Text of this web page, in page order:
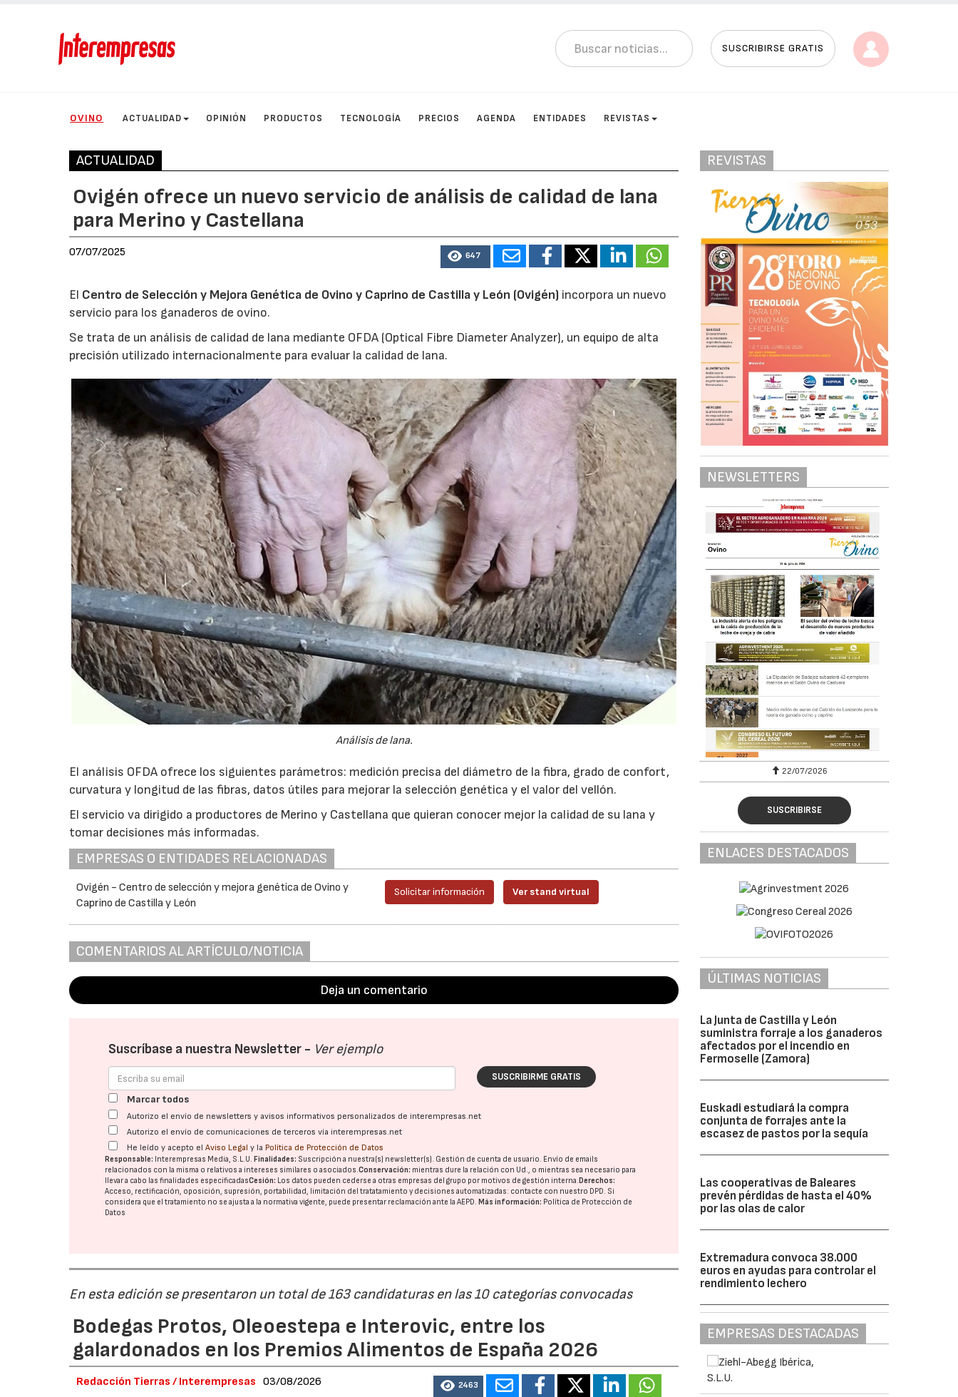
SUSCRIBIRSE GRATIS
OVINO ACTUALIDAD OPINIÓN PRODUCTOS TECNOLOGÍA PRECIOS AGENDA ENTIDADES REVISTAS
ACTUALIDAD
Ovigén ofrece un nuevo servicio de análisis de calidad de lana
para Merino y Castellana
07/07/2025 647
El Centro de Selección y Mejora Genética de Ovino y Caprino de Castilla y León (Ovigén) incorpora un nuevo
servicio para los ganaderos de ovino.
Se trata de un análisis de calidad de lana mediante OFDA (Optical Fibre Diameter Analyzer), un equipo de alta
precisión utilizado internacionalmente para evaluar la calidad de lana.
Análisis de lana.
El análisis OFDA ofrece los siguientes parámetros: medición precisa del diámetro de la fibra, grado de confort,
curvatura y longitud de las fibras, datos útiles para mejorar la selección genética y el valor del vellón.
El servicio va dirigido a productores de Merino y Castellana que quieran conocer mejor la calidad de su lana y
tomar decisiones más informadas.
EMPRESAS O ENTIDADES RELACIONADAS
Ovigén - Centro de selección y mejora genética de Ovino y
Caprino de Castilla y León
Solicitar información Ver stand virtual
COMENTARIOS AL ARTÍCULO/NOTICIA
Deja un comentario
Suscríbase a nuestra Newsletter - Ver ejemplo
SUSCRIBIRME GRATIS
Marcar todos
Autorizo el envío de newsletters y avisos informativos personalizados de interempresas.net
Autorizo el envío de comunicaciones de terceros vía interempresas.net
He leído y acepto elAviso Legal y la Política de Protección de Datos
Responsable: Interempresas Media, S.L.U. Finalidades: Suscripción a nuestra(s) newsletter(s). Gestión de cuenta de usuario. Envío de emails
relacionados con la misma o relativos a intereses similares o asociados.Conservación: mientras dure la relación con Ud., o mientras sea necesario para
llevar a cabo las finalidades especificadasCesión: Los datos pueden cederse a otras empresas del grupo por motivos de gestión interna. Derechos:
Acceso, rectificación, oposición, supresión, portabilidad, limitación del tratatamiento y decisiones automatizadas: contacte con nuestro DPD. Si
considera que el tratamiento no se ajusta a la normativa vigente, puede presentar reclamación ante laAEPD. Más información: Política de Protección de
Datos
En esta edición se presentaron un total de 163 candidaturas en las 10 categorías convocadas
Bodegas Protos, Oleoestepa e Interovic, entre los
galardonados en los Premios Alimentos de España 2026
Redacción Tierras / Interempresas 03/08/2026 2463
REVISTAS
NEWSLETTERS
22/07/2026 29/07/2026 22/07/2026
SUSCRIBIRSE
ENLACES DESTACADOS
ÚLTIMAS NOTICIAS
La Junta de Castilla y León
suministra forraje a los ganaderos
afectados por el incendio en
Fermoselle (Zamora)
Euskadi estudiará la compra
conjunta de forrajes ante la
escasez de pastos por la sequía
Las cooperativas de Baleares
prevén pérdidas de hasta el 40%
por las olas de calor
Extremadura convoca 38.000
euros en ayudas para controlar el
rendimiento lechero
EMPRESAS DESTACADAS